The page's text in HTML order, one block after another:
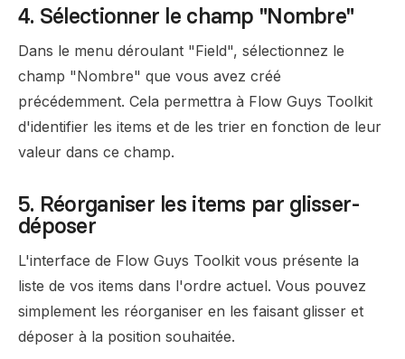
4. Sélectionner le champ "Nombre"
Dans le menu déroulant "Field", sélectionnez le
champ "Nombre" que vous avez créé
précédemment. Cela permettra à Flow Guys Toolkit
d'identifier les items et de les trier en fonction de leur
valeur dans ce champ.
5. Réorganiser les items par glisser-
déposer
L'interface de Flow Guys Toolkit vous présente la
liste de vos items dans l'ordre actuel. Vous pouvez
simplement les réorganiser en les faisant glisser et
déposer à la position souhaitée.